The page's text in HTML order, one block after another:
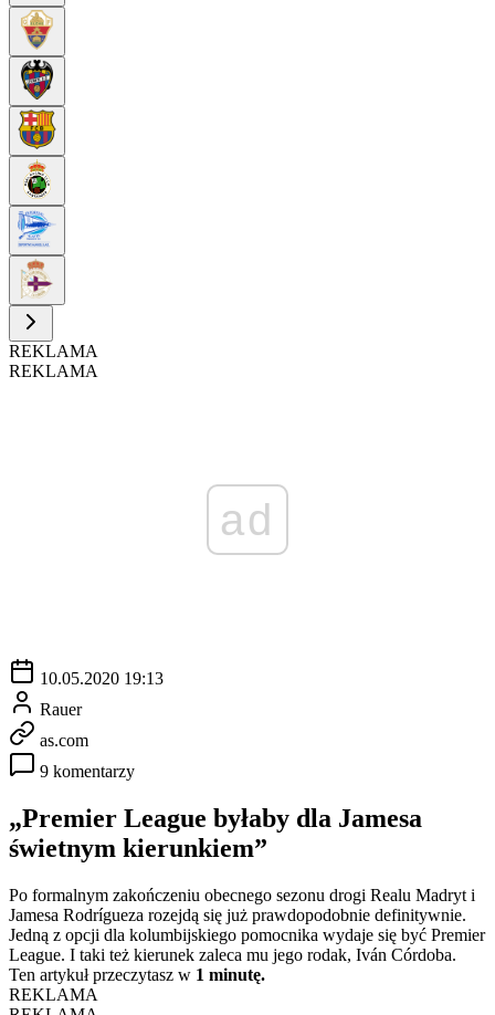
REKLAMA
REKLAMA
ad
10.05.2020 19:13
Rauer
as.com
9 komentarzy
„Premier League byłaby dla Jamesa
świetnym kierunkiem”
Po formalnym zakończeniu obecnego sezonu drogi Realu Madryt i
Jamesa Rodrígueza rozejdą się już prawdopodobnie definitywnie.
Jedną z opcji dla kolumbijskiego pomocnika wydaje się być Premier
League. I taki też kierunek zaleca mu jego rodak, Iván Córdoba.
Ten artykuł przeczytasz w 1 minutę.
REKLAMA